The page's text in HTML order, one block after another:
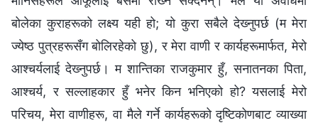
बोलेका कुराहरूको लक्ष्य यही हो; यो कुरा सबैले देख्‍नुपर्छ (म मेरा
ज्येष्ठ पुत्रहरूसँग बोलिरहेको छु), र मेरा वाणी र कार्यहरूमार्फत, मेरो
आश्‍चर्यलाई देख्‍नुपर्छ। म शान्तिका राजकुमार हुँ, सनातनका पिता,
आश्‍चर्य, र सल्लाहकार हुँ भनेर किन भनिएको हो? यसलाई मेरो
परिचय, मेरा वाणीहरू, वा मैले गर्ने कार्यहरूको दृष्टिकोणबाट व्याख्या